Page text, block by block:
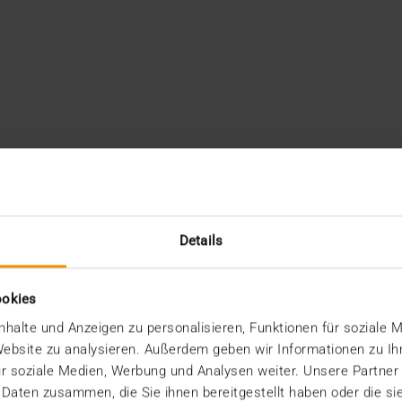
Details
und Anzeigen zu personalisieren, Funktionen für soziale
zu analysieren. Außerdem geben wir Informationen zu
soziale Medien, Werbung und Analysen weiter. Unsere
zusammen, die Sie ihnen bereitgestellt haben oder die